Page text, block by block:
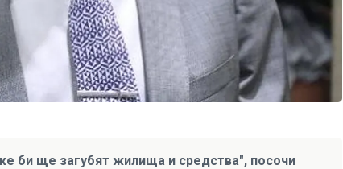
би ще загубят жилища и средства", посочи